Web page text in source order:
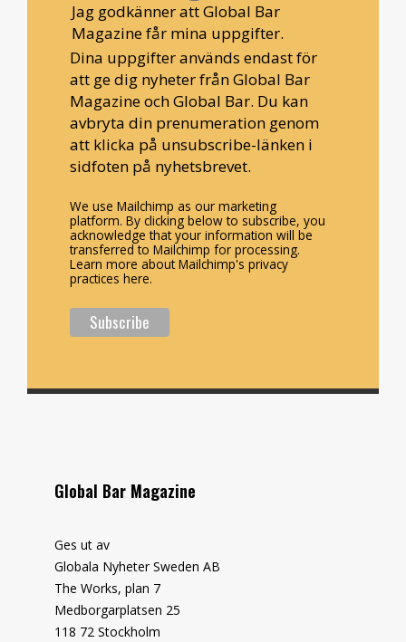
Jag godkänner att Global Bar
Magazine får mina uppgifter.
Dina uppgifter används endast för
att ge dig nyheter från Global Bar
Magazine och Global Bar. Du kan
avbryta din prenumeration genom
att klicka på unsubscribe-länken i
sidfoten på nyhetsbrevet.
We use Mailchimp as our marketing
platform. By clicking below to subscribe, you
acknowledge that your information will be
transferred to Mailchimp for processing.
Learn more about Mailchimp's privacy
practices here.
Global Bar Magazine
Ges ut av
Globala Nyheter Sweden AB
The Works, plan 7
Medborgarplatsen 25
118 72 Stockholm